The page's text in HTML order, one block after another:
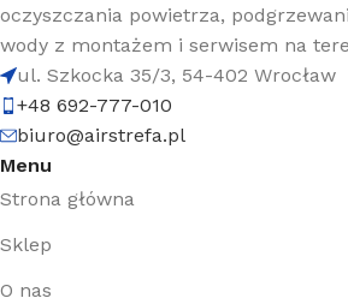
oczyszczania powietrza,
wody z montażem i serwisem na
ul. Szkocka 35/3, 54-402 Wrocław
+48 692-777-010
biuro@airstrefa.pl
Menu
Strona główna
Sklep
O nas